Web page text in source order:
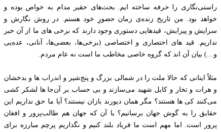
راستی‌نگاری را حرفه ساخته ایم. بحث‌های حقیر مدام به خواص بوده و‌
خواهد بود. من تاریخ زنده‌ی زمان حضورِ خود هستم. در روش نگارش و
سرایش و پیرایش، قید‌هایی دستوری وجود دارند که برخی های ما از آن خبر
نداریم. قید های اختصاری و اختصاصی (برخی‌ها، بعضی‌ها، آنانی، عده‌یی
و…) بیان آن اند که گروه خاصی مخاطب ما است نه عام مردم.
مثلاً اینانی که حالا ملت را در شمالی بزرگ و پنج‌شیر و اندراب ها و بدخشان
و هرات و تخار و کابل شهید می‌سازند و بی حساب بر آن‌جا ها لشکر کشی
می‌کنند کی ها هستند؟ مگر همان دیورند بازان نیستند؟ آیا ما حق نداریم این
حقایق را به گوش جهان برسانیم؟ با آن که جهان هم طالب‌پرور و افغان
پرور است. اما مهم‌ است ما فریاد بلند کنیم و نگذاریم پرچم مبارزه برای